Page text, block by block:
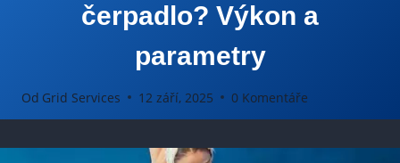
čerpadlo? Výkon a
parametry
Od Grid Services 12 září, 2025 0 Komentáře